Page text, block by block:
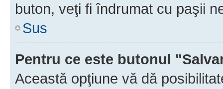
buton, veţi fi îndrumat cu paşii
Sus
Pentru ce este butonul
Această opţiune vă dă